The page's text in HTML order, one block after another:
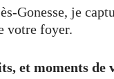
Gonesse, je
votre foyer.
et moments de